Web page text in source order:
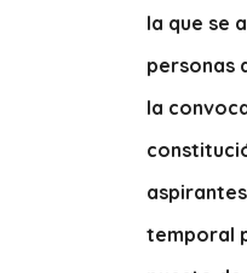
la que se
personas
la
temporal